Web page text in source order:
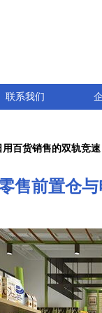
联系我们
百货销售的双轨竞速
售前置仓